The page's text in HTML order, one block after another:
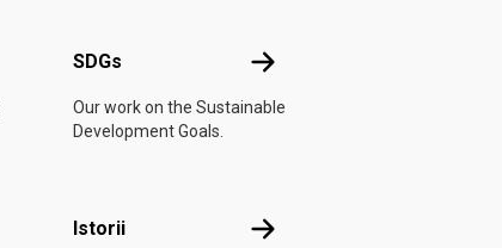
SDGs SDGs
Our work on the Sustainable
Development Goals.
Istorii Istorii